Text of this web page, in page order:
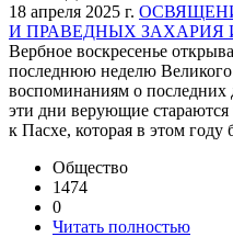
18 апреля 2025 г.
И ПРАВЕДНЫХ ЗАХАРИЯ
Вербное воскресенье
последнюю неделю
воспоминаниям о
эти дни верующие стараются
к Пасхе, которая в этом году
Общество
1474
0
Читать полностью